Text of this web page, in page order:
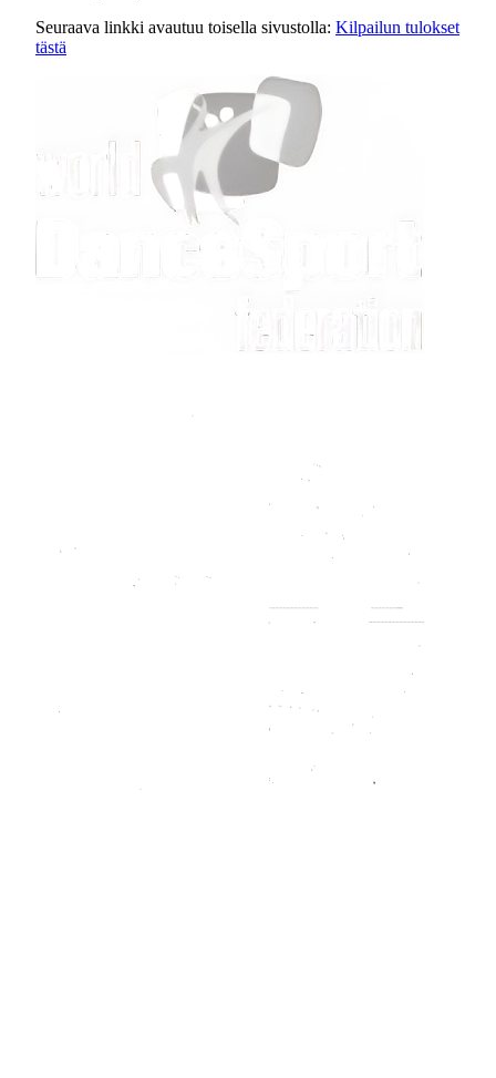
Seuraava linkki avautuu toisella sivustolla: Kilpailun tulokset
tästä